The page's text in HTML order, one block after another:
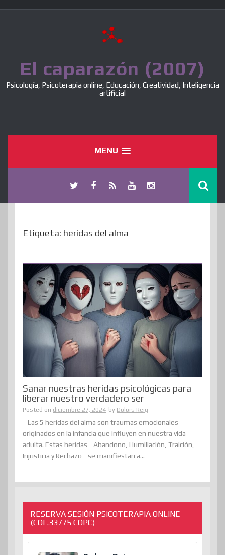
El caparazón (2007)
Psicología, Psicoterapia online, Educación, Creatividad, Inteligencia
artificial
MENU
Etiqueta: heridas del alma
Sanar nuestras heridas psicológicas para
liberar nuestro verdadero ser
Posted on diciembre 27, 2024 by Dolors Reig
Las 5 heridas del alma son traumas emocionales
originados en la infancia que influyen en nuestra vida
adulta. Estas heridas—Abandono, Humillación, Traición,
Injusticia y Rechazo—se manifiestan a...
RESERVA SESIÓN PSICOTERAPIA ONLINE
(COL.33775 COPC)